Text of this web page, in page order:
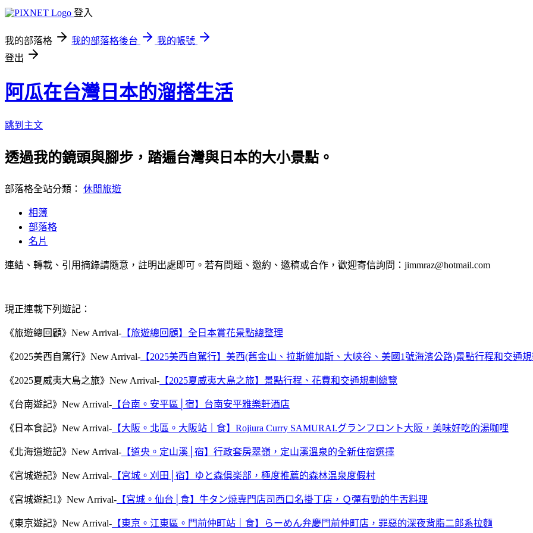
登入
我的部落格 我的部落格後台
我的帳號
登出
阿瓜在台灣日本的溜搭生活
跳到主文
透過我的鏡頭與腳步，踏遍台灣與日本的大小景點。
部落格全站分類： 休閒旅遊
相簿
部落格
名片
連結、轉載、引用摘錄請隨意，註明出處即可。若有問題、邀約、邀稿或合作，歡迎寄信詢問：jimmraz@hotmail.com
現正連載下列遊記：
《旅遊總回顧》New Arrival- 【旅遊總回顧】全日本賞花景點總整理
《2025美西自駕行》New Arrival- 【2025美西自駕行】美西(舊金山、拉斯維加斯、大峽谷、美國1號海濱公路)景點行程和交通
《2025夏威夷大島之旅》New Arrival- 【2025夏威夷大島之旅】景點行程、花費和交通規劃總覽
《台南遊記》New Arrival- 【台南。安平區│宿】台南安平雅樂軒酒店
《日本食記》New Arrival- 【大阪。北區。大阪站｜食】Rojiura Curry SAMURAI.グランフロント大阪，美味好吃的湯咖哩
《北海道遊記》New Arrival- 【道央。定山溪│宿】行政套房翠嶺，定山溪溫泉的全新住宿選擇
《宮城遊記》New Arrival- 【宮城。刈田│宿】ゆと森倶楽部，極度推薦的森林温泉度假村
《宮城遊記1》New Arrival- 【宮城。仙台│食】牛タン焼専門店司西口名掛丁店，Ｑ彈有勁的牛舌料理
《東京遊記》New Arrival- 【東京。江東區。門前仲町站｜食】らーめん弁慶門前仲町店，罪惡的深夜背脂二郎系拉麵